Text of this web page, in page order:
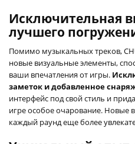
Исключительная
лучшего
Помимо музыкальных треков,
новые визуальные элементы,
ваши впечатления от игры.
заметок и добавленное
интерфейс под свой стиль и
игре особое очарование. Новые
каждый раунд еще более